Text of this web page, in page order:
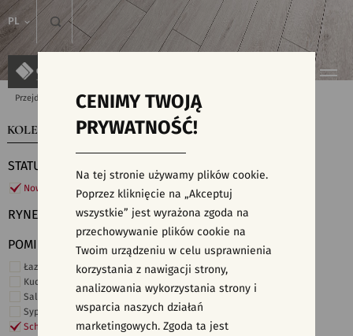
PL
Przejdź do strony głównej Kolekcje
KOLEKCJE WYSZUKIWARKA PŁYTEK
STATUS
Nowości
RYNEK
POMIESZCZENIE
Łazienka
Kuchnia
Salon i hol
Sypialnia
Schody
CENIMY TWOJĄ
PRYWATNOŚĆ!
Na tej stronie używamy plików cookie.
Poprzez kliknięcie na „Akceptuj
wszystkie” jest wyrażona zgoda na
przechowywanie plików cookie na
Twoim urządzeniu w celu usprawnienia
korzystania z nawigacji strony,
analizowania wykorzystania strony i
wsparcia naszych działań
marketingowych. Zgoda ta jest